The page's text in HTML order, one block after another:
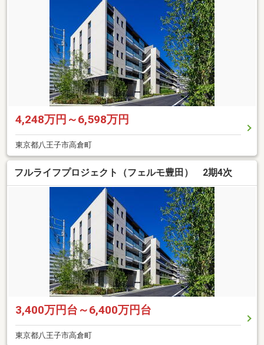
4,248万円～6,598万円
東京都八王子市高倉町
フルライフプロジェクト（フェルモ豊田） 2期4次
3,400万円台～6,400万円台
東京都八王子市高倉町